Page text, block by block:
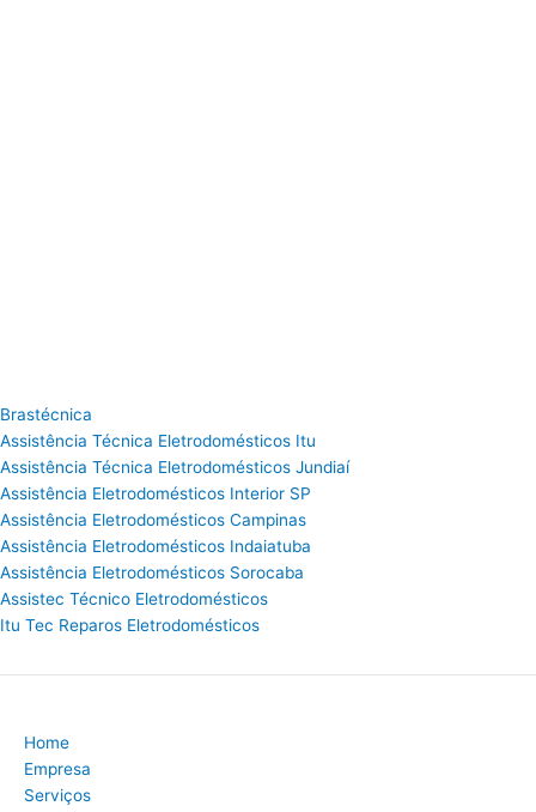
Brastécnica
Assistência Técnica Eletrodomésticos Itu
Assistência Técnica Eletrodomésticos Jundiaí
Assistência Eletrodomésticos Interior SP
Assistência Eletrodomésticos Campinas
Assistência Eletrodomésticos Indaiatuba
Assistência Eletrodomésticos Sorocaba
Assistec Técnico Eletrodomésticos
Itu Tec Reparos Eletrodomésticos
Home
Empresa
Serviços